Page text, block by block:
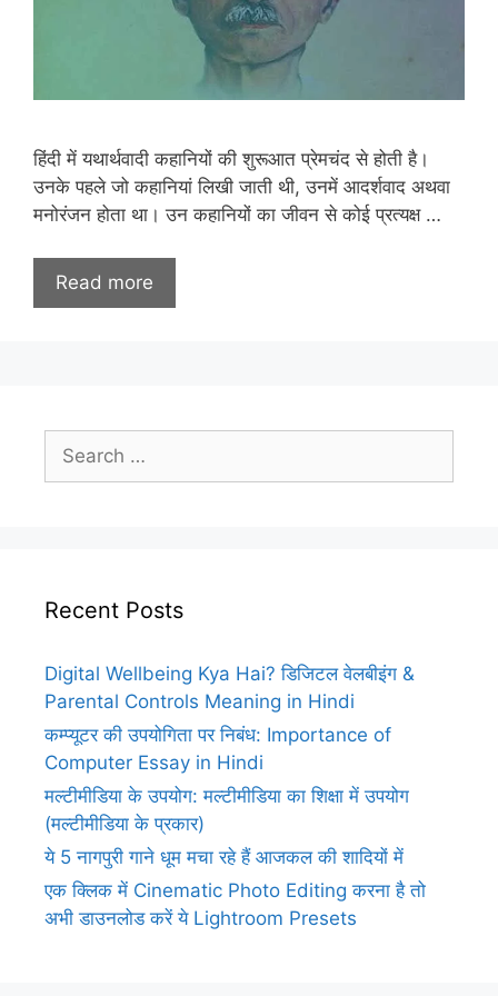
हिंदी में यथार्थवादी कहानियों की शुरूआत प्रेमचंद से होती है।
उनके पहले जो कहानियां लिखी जाती थी, उनमें आदर्शवाद अथवा
मनोरंजन होता था। उन कहानियों का जीवन से कोई प्रत्यक्ष …
Read more
for:
Recent Posts
Digital Wellbeing Kya Hai? डिजिटल वेलबीइंग &
Parental Controls Meaning in Hindi
कम्प्यूटर की उपयोगिता पर निबंध: Importance of
Computer Essay in Hindi
मल्टीमीडिया के उपयोग: मल्टीमीडिया का शिक्षा में उपयोग
(मल्टीमीडिया के प्रकार)
ये 5 नागपुरी गाने धूम मचा रहे हैं आजकल की शादियों में
एक क्लिक में Cinematic Photo Editing करना है तो
अभी डाउनलोड करें ये Lightroom Presets